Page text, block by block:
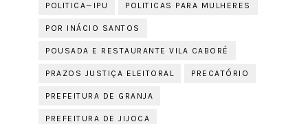
POLITICA—IPU POLITICAS PARA MULHERES
POR INÁCIO SANTOS
POUSADA E RESTAURANTE VILA CABORÉ
PRAZOS JUSTIÇA ELEITORAL PRECATÓRIO
PREFEITURA DE GRANJA
PREFEITURA DE JIJOCA